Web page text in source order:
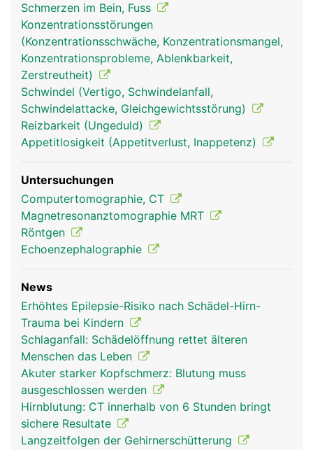
Schädel Frau
Schmerzen im Bein, Fuss
Konzentrationsstörungen
(Konzentrationsschwäche, Konzentrationsmangel,
Konzentrationsprobleme, Ablenkbarkeit,
Zerstreutheit)
Schwindel (Vertigo, Schwindelanfall,
Schwindelattacke, Gleichgewichtsstörung)
Reizbarkeit (Ungeduld)
Appetitlosigkeit (Appetitverlust, Inappetenz)
Untersuchungen
Computertomographie, CT
Magnetresonanztomographie MRT
Röntgen
Echoenzephalographie
News
Erhöhtes Epilepsie-Risiko nach Schädel-Hirn-
Trauma bei Kindern
Schlaganfall: Schädelöffnung rettet älteren
Menschen das Leben
Akuter starker Kopfschmerz: Blutung muss
ausgeschlossen werden
Hirnblutung: CT innerhalb von 6 Stunden bringt
sichere Resultate
Langzeitfolgen der Gehirnerschütterung